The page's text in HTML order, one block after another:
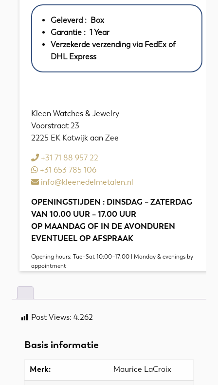
Steel
Mother
Pearl
Diamonds
Geleverd : Box
Garantie : 1 Year
Verzekerde verzending via FedEx of
DHL Express
Kleen Watches & Jewelry
Voorstraat 23
2225 EK Katwijk aan Zee
+31 71 88 957 22
+31 653 785 106
info@kleenedelmetalen.nl
OPENINGSTIJDEN : DINSDAG – ZATERDAG
VAN 10.00 UUR – 17.00 UUR
OP MAANDAG OF IN DE AVONDUREN
EVENTUEEL OP AFSPRAAK
Opening hours: Tue–Sat 10:00–17:00 | Monday & evenings by
appointment
Post Views: 4.262
Basis informatie
Merk: Maurice LaCroix